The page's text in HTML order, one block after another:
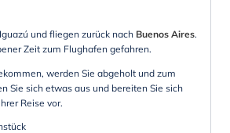
und fliegen zurück nach Buenos Aires.
Zeit zum Flughafen gefahren.
werden Sie abgeholt und zum
Sie sich etwas aus und bereiten Sie sich
Reise vor.